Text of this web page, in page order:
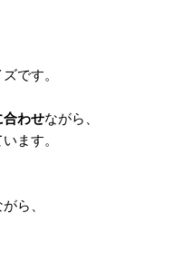
です。
合わせながら、
ます。
ら、